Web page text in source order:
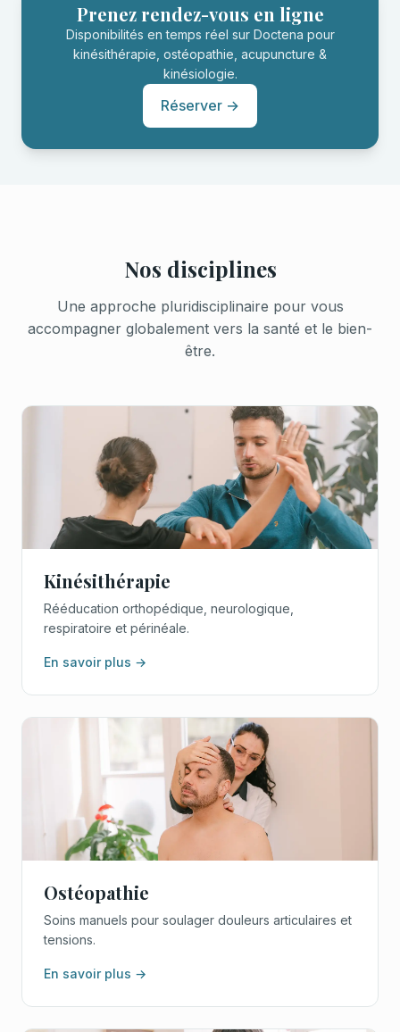
Prenez rendez-vous en ligne
Disponibilités en temps réel sur Doctena pour
kinésithérapie, ostéopathie, acupuncture &
kinésiologie.
Réserver →
Nos disciplines
Une approche pluridisciplinaire pour vous
accompagner globalement vers la santé et le bien-
être.
Kinésithérapie
Rééducation orthopédique, neurologique,
respiratoire et périnéale.
En savoir plus →
Ostéopathie
Soins manuels pour soulager douleurs articulaires et
tensions.
En savoir plus →